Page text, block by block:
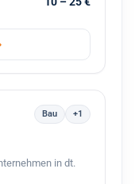
Belegschaft.
Bau +1
in dt.